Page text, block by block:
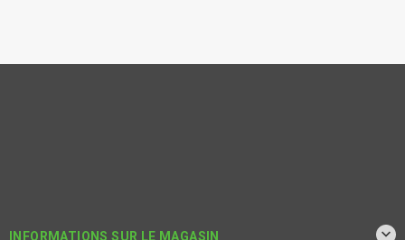
INFORMATIONS SUR LE MAGASIN 